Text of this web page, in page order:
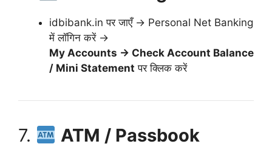
idbibank.in पर जाएँ → Personal Net Banking
में लॉगिन करें →
My Accounts → Check Account Balance
/ Mini Statement पर क्लिक करें
7. ATM / Passbook